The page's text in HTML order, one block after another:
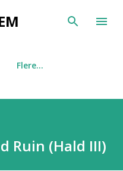
Flere…
Ruin (Hald III)